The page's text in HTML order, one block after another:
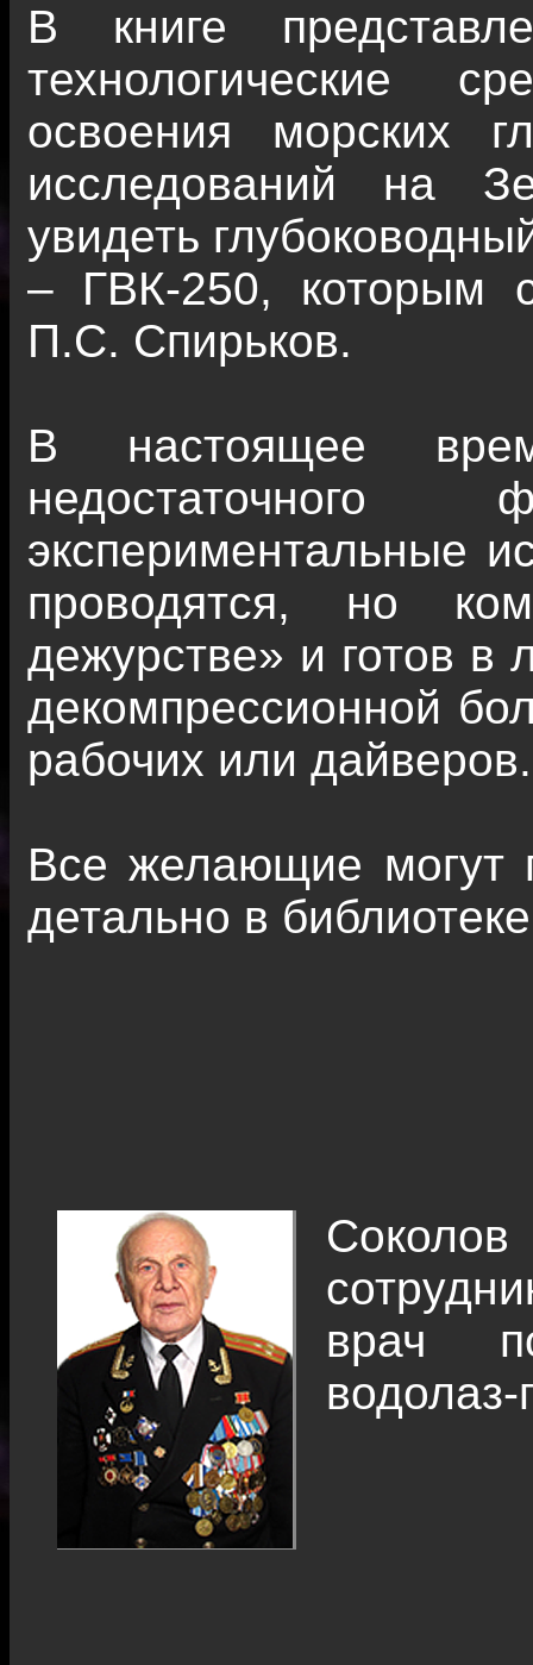
В книге
технологические
освоения морских
исследований на
увидеть
– ГВК-250, которым
П.С. Спирьков.
В настоящее
недостаточного
экспериментальные
проводятся, но
дежурстве» и готов в
декомпрессионной
рабочих или дайверов.
Все желающие могут
детально в
врач
водолаз-